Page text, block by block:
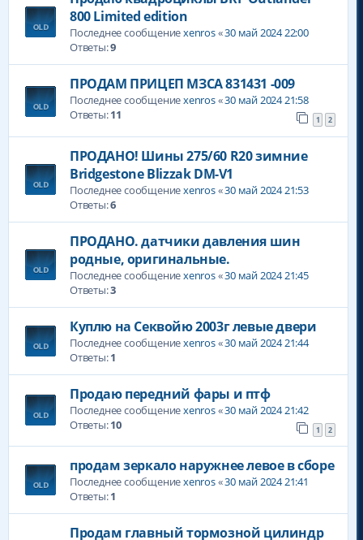
800 Limited edition
Последнее сообщениеxenros«30 май 2024 22:00
Ответы:9
ПРОДАМ ПРИЦЕП МЗСА 831431 -009
Последнее сообщениеxenros«30 май 2024 21:58
Ответы:11 1 2
ПРОДАНО! Шины 275/60 R20 зимние
Bridgestone Blizzak DM-V1
Последнее сообщениеxenros«30 май 2024 21:53
Ответы:6
ПРОДАНО. датчики давления шин
родные, оригинальные.
Последнее сообщениеxenros«30 май 2024 21:45
Ответы:3
Куплю на Секвойю 2003г левые двери
Последнее сообщениеxenros«30 май 2024 21:44
Ответы:1
Продаю передний фары и птф
Последнее сообщениеxenros«30 май 2024 21:42
Ответы:10 1 2
продам зеркало наружнее левое в сборе
Последнее сообщениеxenros«30 май 2024 21:41
Ответы:1
Продам главный тормозной цилиндр